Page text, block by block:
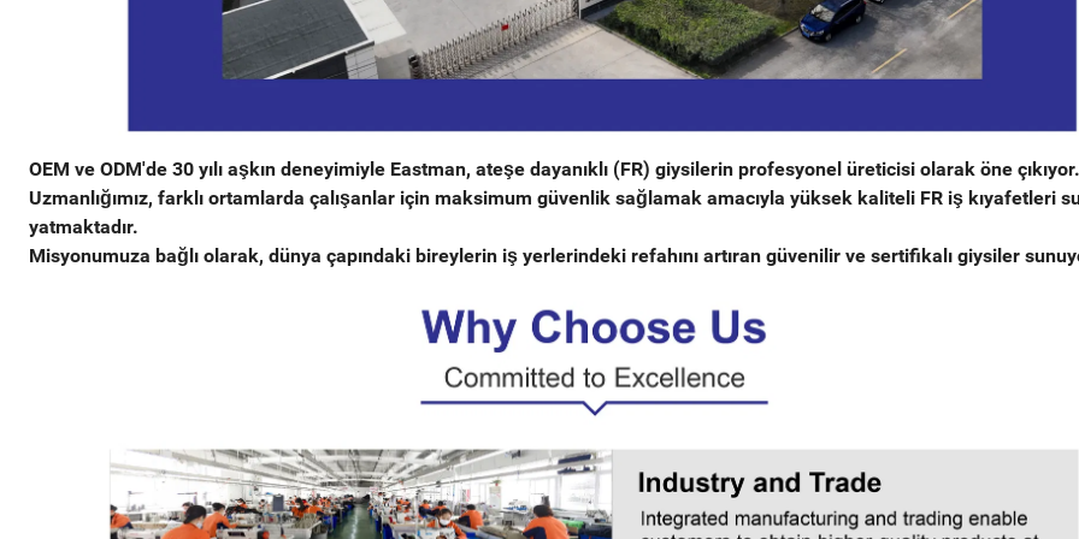
OEM ve ODM'de 30 yılı aşkın deneyimiyle Eastman, ateşe dayanıklı (FR) giysilerin profesyonel üreticisi olarak öne çıkıyor.
Uzmanlığımız, farklı ortamlarda çalışanlar için maksimum güvenlik sağlamak amacıyla yüksek kaliteli FR iş kıyafetleri
yatmaktadır.
Misyonumuza bağlı olarak, dünya çapındaki bireylerin iş yerlerindeki refahını artıran güvenilir ve sertifikalı giysiler